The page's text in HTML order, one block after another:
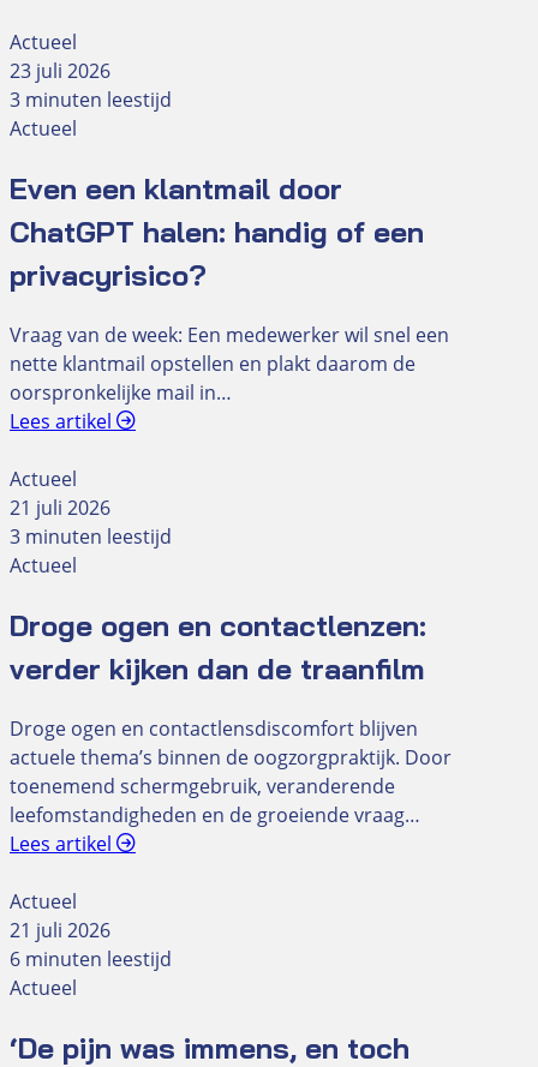
Actueel
23 juli 2026
3 minuten leestijd
Actueel
Even een klantmail door
ChatGPT halen: handig of een
privacyrisico?
Vraag van de week: Een medewerker wil snel een
nette klantmail opstellen en plakt daarom de
oorspronkelijke mail in…
Lees artikel
Actueel
21 juli 2026
3 minuten leestijd
Actueel
Droge ogen en contactlenzen:
verder kijken dan de traanfilm
Droge ogen en contactlensdiscomfort blijven
actuele thema’s binnen de oogzorgpraktijk. Door
toenemend schermgebruik, veranderende
leefomstandigheden en de groeiende vraag…
Lees artikel
Actueel
21 juli 2026
6 minuten leestijd
Actueel
‘De pijn was immens, en toch